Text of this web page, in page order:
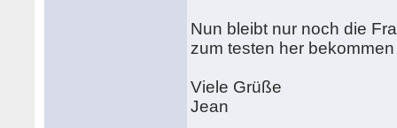
Nun bleibt nur noch die
zum testen her
Viele Grüße
Jean